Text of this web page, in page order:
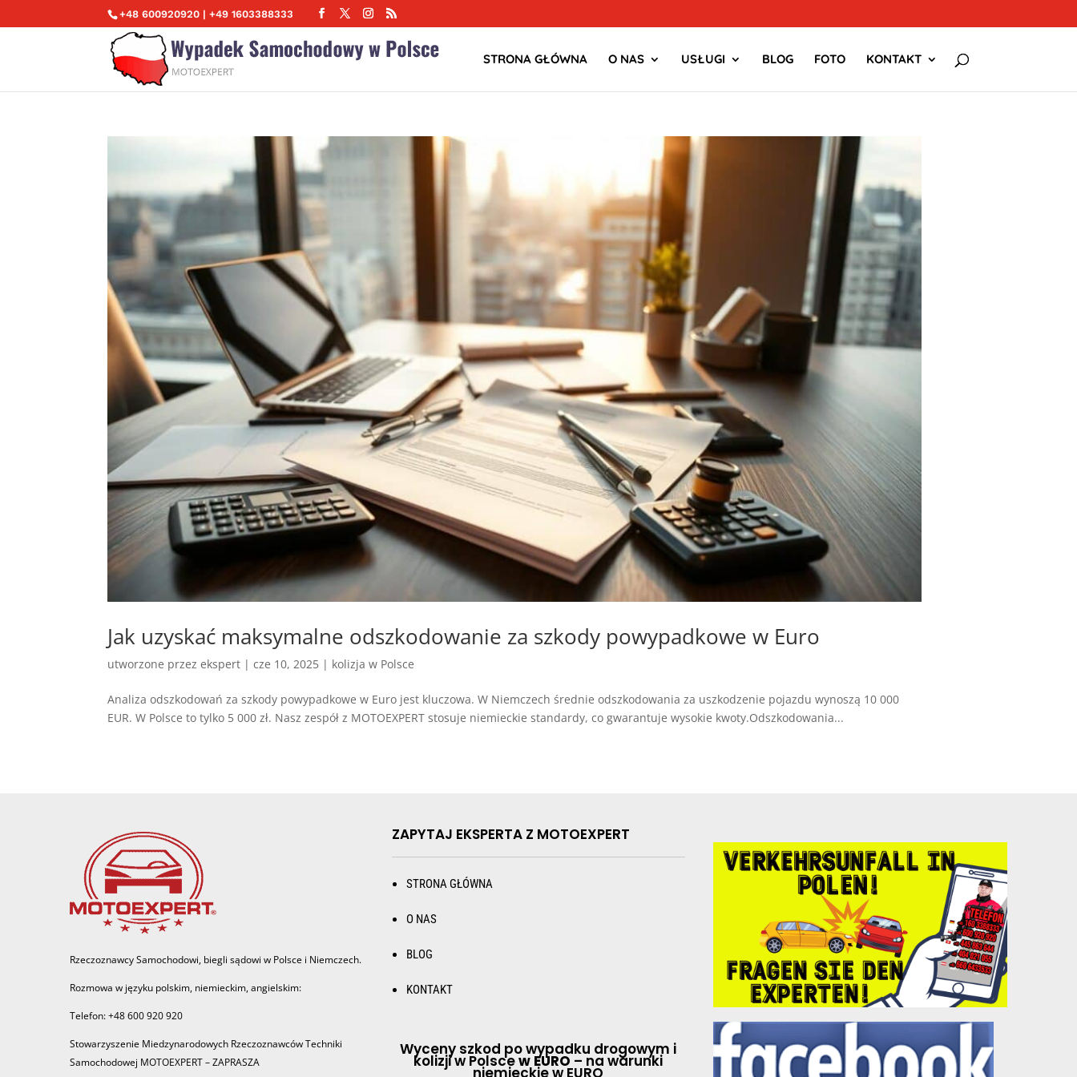
+48 600920920 | +49 1603388333
STRONA GŁÓWNA O NAS USŁUGI BLOG FOTO KONTAKT
Jak uzyskać maksymalne odszkodowanie za szkody powypadkowe w Euro
utworzone przezekspert |cze 10, 2025 | kolizja w Polsce
Analiza odszkodowań za szkody powypadkowe w Euro jest kluczowa. W Niemczech średnie odszkodowania za uszkodzenie pojazdu wynoszą 10 000
EUR. W Polsce to tylko 5 000 zł. Nasz zespół z MOTOEXPERT stosuje niemieckie standardy, co gwarantuje wysokie kwoty.Odszkodowania...
Rzeczoznawcy Samochodowi, biegli sądowi w Polsce i Niemczech.
Rozmowa w języku polskim, niemieckim, angielskim:
Telefon: +48 600 920 920
Stowarzyszenie Miedzynarodowych Rzeczoznawców Techniki
Samochodowej MOTOEXPERT – ZAPRASZA
ZAPYTAJ EKSPERTA Z MOTOEXPERT
STRONA GŁÓWNA
O NAS
BLOG
KONTAKT
Wyceny szkod po wypadku drogowym i
kolizji w Polscew EURO – na warunki